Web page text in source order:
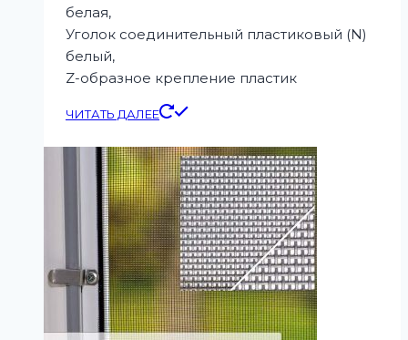
белая,
Уголок соединительный пластиковый (N)
белый,
Z-образное крепление пластик
ЧИТАТЬ ДАЛЕЕ